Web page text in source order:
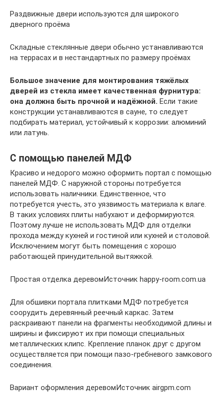
Раздвижные двери используются для широкого
дверного проёма
Складные стеклянные двери обычно устанавливаются
на террасах и в нестандартных по размеру проёмах
Большое значение для монтирования тяжёлых
дверей из стекла имеет качественная фурнитура:
она должна быть прочной и надёжной. Если такие
конструкции устанавливаются в сауне, то следует
подбирать материал, устойчивый к коррозии: алюминий
или латунь.
С помощью панелей МДФ
Красиво и недорого можно оформить портал с помощью
панелей МДФ. С наружной стороны потребуется
использовать наличники. Единственное, что
потребуется учесть, это уязвимость материала к влаге.
В таких условиях плиты набухают и деформируются.
Поэтому лучше не использовать МДФ для отделки
прохода между кухней и гостиной или кухней и столовой.
Исключением могут быть помещения с хорошо
работающей принудительной вытяжкой.
Простая отделка деревомИсточник happy-room.com.ua
Для обшивки портала плитками МДФ потребуется
соорудить деревянный реечный каркас. Затем
раскраивают панели на фрагменты необходимой длины и
ширины и фиксируют их при помощи специальных
металлических клипс. Крепление планок друг с другом
осуществляется при помощи пазо-гребневого замкового
соединения.
Вариант оформления деревомИсточник airgpm.com